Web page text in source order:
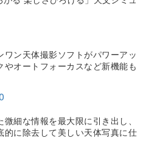
ワン天体撮影ソフトがパワーアッ
やオートフォーカスなど新機能も
細な情報を最大限に引き出し、
的に除去して美しい天体写真に仕